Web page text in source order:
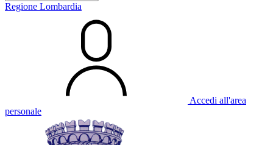
Regione Lombardia
Accedi all'area
personale